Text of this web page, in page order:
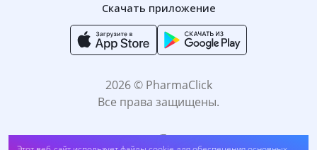
Скачать приложение
2026 © PharmaClick
Все права защищены.